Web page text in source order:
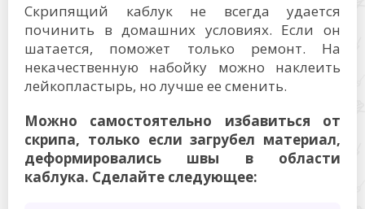
Скрипящий каблук не всегда удается
починить в домашних условиях. Если он
шатается, поможет только ремонт. На
некачественную набойку можно наклеить
лейкопластырь, но лучше ее сменить.
Можно самостоятельно избавиться от
скрипа, только если загрубел материал,
деформировались швы в области
каблука. Сделайте следующее: